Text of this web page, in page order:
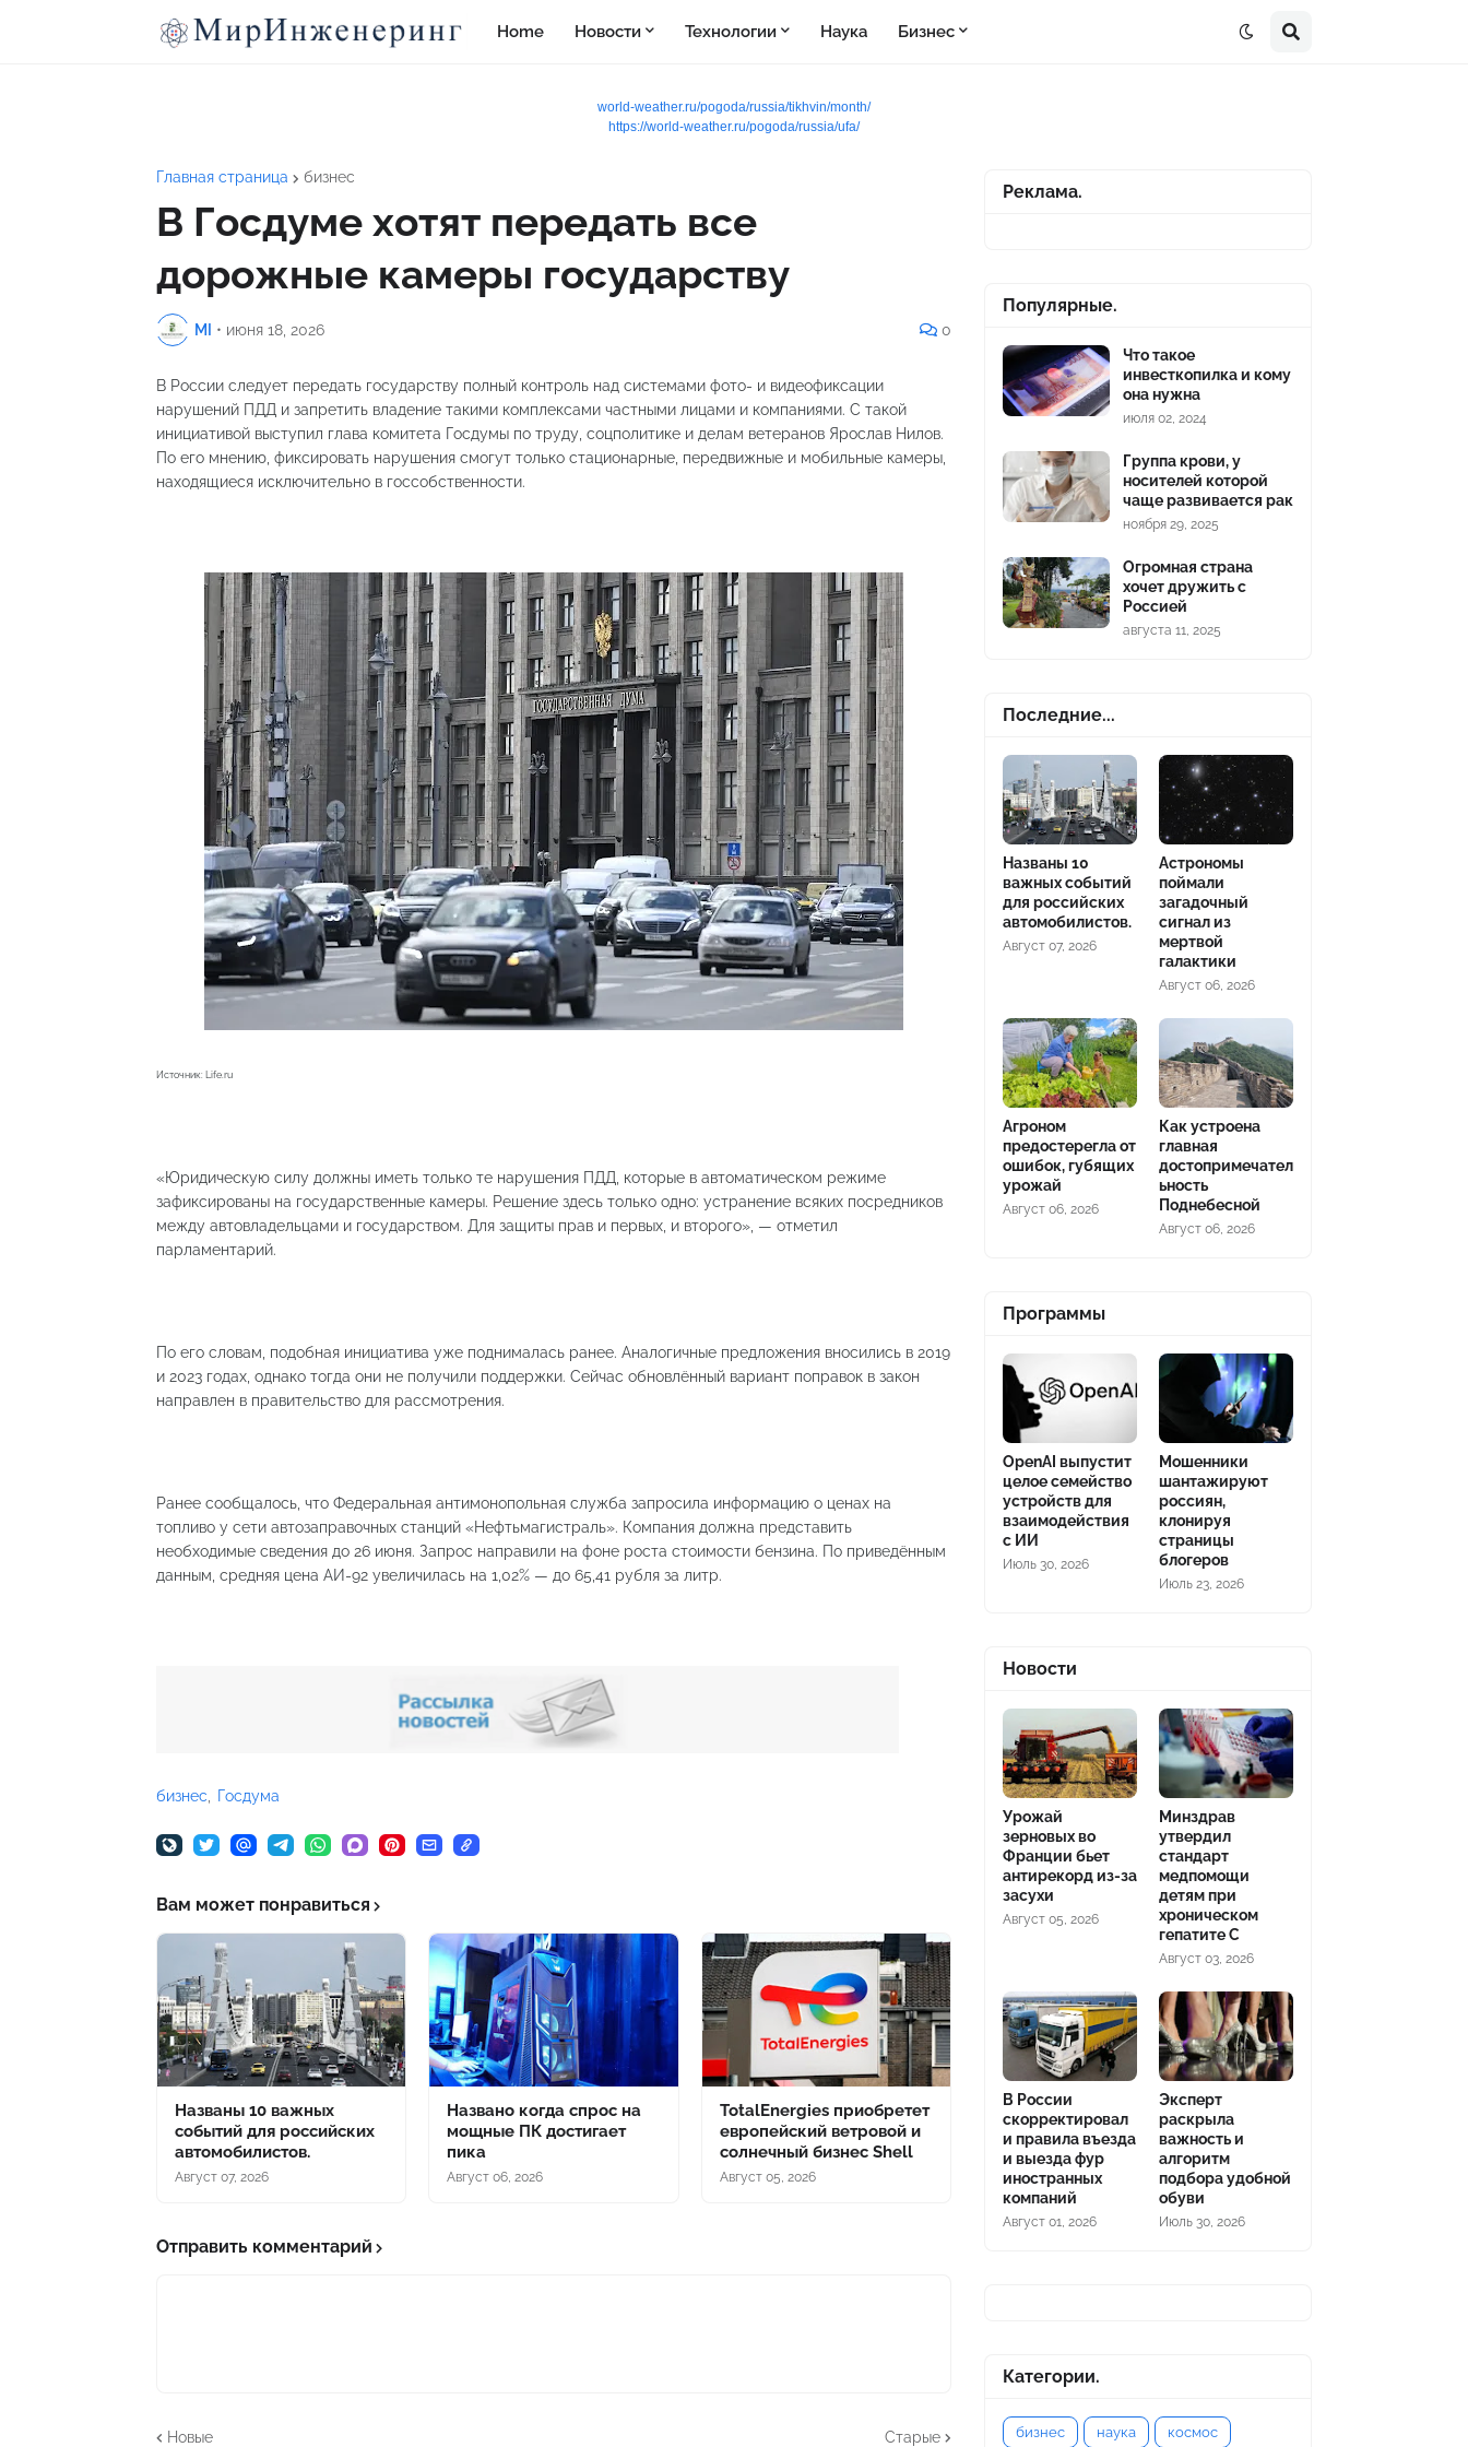
Home Новости Технологии Наука Бизнес
world-weather.ru/pogoda/russia/tikhvin/month/
https://world-weather.ru/pogoda/russia/ufa/
Главная страница бизнес
В Госдуме хотят передать все
дорожные камеры государству
MI • июня 18, 2026 0
В России следует передать государству полный контроль над системами фото- и видеофиксации
нарушений ПДД и запретить владение такими комплексами частными лицами и компаниями. С такой
инициативой выступил глава комитета Госдумы по труду, соцполитике и делам ветеранов Ярослав Нилов.
По его мнению, фиксировать нарушения смогут только стационарные, передвижные и мобильные камеры,
находящиеся исключительно в госсобственности.
Источник: Life.ru
«Юридическую силу должны иметь только те нарушения ПДД, которые в автоматическом режиме
зафиксированы на государственные камеры. Решение здесь только одно: устранение всяких посредников
между автовладельцами и государством. Для защиты прав и первых, и второго», — отметил
парламентарий.
По его словам, подобная инициатива уже поднималась ранее. Аналогичные предложения вносились в 2019
и 2023 годах, однако тогда они не получили поддержки. Сейчас обновлённый вариант поправок в закон
направлен в правительство для рассмотрения.
Ранее сообщалось, что Федеральная антимонопольная служба запросила информацию о ценах на
топливо у сети автозаправочных станций «Нефтьмагистраль». Компания должна представить
необходимые сведения до 26 июня. Запрос направили на фоне роста стоимости бензина. По приведённым
данным, средняя цена АИ-92 увеличилась на 1,02% — до 65,41 рубля за литр.
бизнес Госдума
Вам может понравиться
Названы 10 важных
событий для российских
автомобилистов.
Август 07, 2026
Названо когда спрос на
мощные ПК достигает
пика
Август 06, 2026
TotalEnergies приобретет
европейский ветровой и
солнечный бизнес Shell
Август 05, 2026
Отправить комментарий
Новые Старые
Реклама.
Популярные.
Что такое
инвесткопилка и кому
она нужна
июля 02, 2024
Группа крови, у
носителей которой
чаще развивается рак
ноября 29, 2025
Огромная страна
хочет дружить с
Россией
августа 11, 2025
Последние...
Названы 10
важных событий
для российских
автомобилистов.
Август 07, 2026
Астрономы
поймали
загадочный
сигнал из
мертвой
галактики
Август 06, 2026
Агроном
предостерегла от
ошибок, губящих
урожай
Август 06, 2026
Как устроена
главная
достопримечател
ьность
Поднебесной
Август 06, 2026
Программы
OpenAI выпустит
целое семейство
устройств для
взаимодействия
с ИИ
Июль 30, 2026
Мошенники
шантажируют
россиян,
клонируя
страницы
блогеров
Июль 23, 2026
Новости
Урожай
зерновых во
Франции бьет
антирекорд из-за
засухи
Август 05, 2026
Минздрав
утвердил
стандарт
медпомощи
детям при
хроническом
гепатите С
Август 03, 2026
В России
скорректировал
и правила въезда
и выезда фур
иностранных
компаний
Август 01, 2026
Эксперт
раскрыла
важность и
алгоритм
подбора удобной
обуви
Июль 30, 2026
Категории.
бизнес наука космос